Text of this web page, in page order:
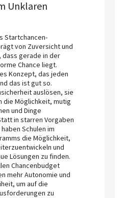
Unklaren
Startchancen-
von Zuversicht und
dass gerade in der
Chance liegt.
Konzept, das jeden
das ist gut so.
auslösen, sie
die Möglichkeit, mutig
und Dinge
in starren Vorgaben
Schulen im
die Möglichkeit,
und
Lösungen zu finden.
Chancenbudget
mehr Autonomie und
um auf die
zu